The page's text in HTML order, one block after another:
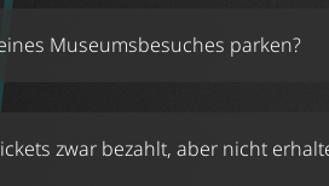
Museumsbesuches parken?
zwar bezahlt, aber nicht